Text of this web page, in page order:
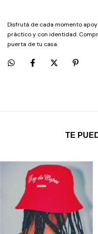
Disfrutá de cada momento
práctico y con identidad.
puerta de tu casa.
TE